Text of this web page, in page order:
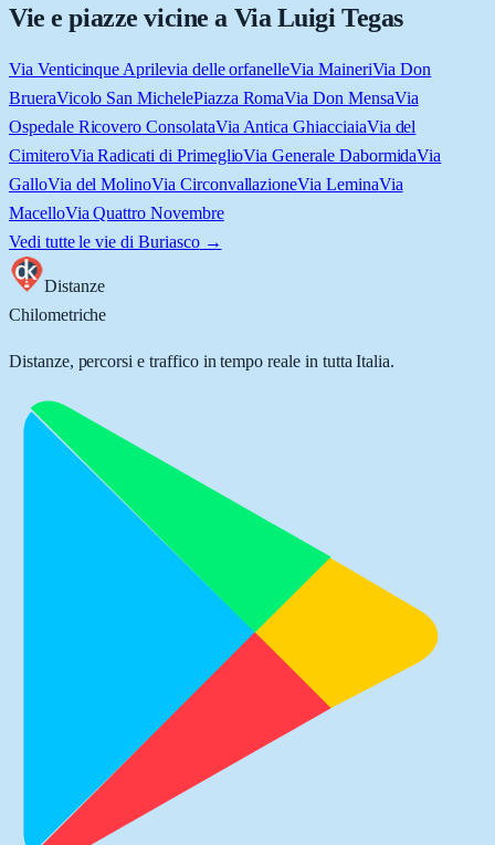
Vie e piazze vicine a Via Luigi Tegas
Via Venticinque Aprilevia delle orfanelleVia MaineriVia Don
BrueraVicolo San MichelePiazza RomaVia Don MensaVia
Ospedale Ricovero ConsolataVia Antica GhiacciaiaVia del
CimiteroVia Radicati di PrimeglioVia Generale DabormidaVia
GalloVia del MolinoVia CirconvallazioneVia LeminaVia
MacelloVia Quattro Novembre
Vedi tutte le vie di Buriasco→
Distanze
Chilometriche
Distanze, percorsi e traffico in tempo reale in tutta Italia.